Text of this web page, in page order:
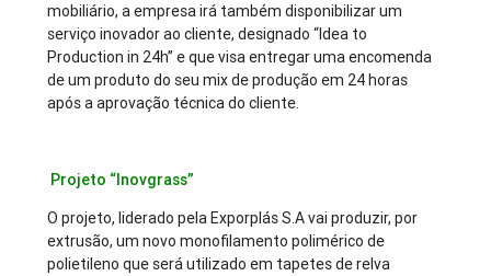
mobiliário, a empresa irá também disponibilizar um
serviço inovador ao cliente, designado “Idea to
Production in 24h” e que visa entregar uma encomenda
de um produto do seu mix de produção em 24 horas
após a aprovação técnica do cliente.
Projeto “Inovgrass”
O projeto, liderado pela Exporplás S.A vai produzir, por
extrusão, um novo monofilamento polimérico de
polietileno que será utilizado em tapetes de relva